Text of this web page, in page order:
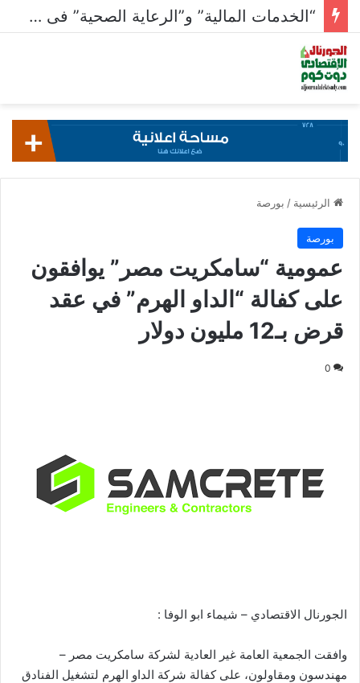
“الخدمات المالية” و”الرعاية الصحية” فى صدارة القطاعات الأنشط بالبورصة بـ 23.5 مليار جنيه
الرئيسية / بورصة
بورصة
عمومية “سامكريت مصر” يوافقون
على كفالة “الداو الهرم” في عقد
قرض بـ12 مليون دولار
0
الجورنال الاقتصادي – شيماء ابو الوفا :
وافقت الجمعية العامة غير العادية لشركة سامكريت مصر –
مهندسون ومقاولون، على كفالة شركة الداو الهرم لتشغيل الفنادق